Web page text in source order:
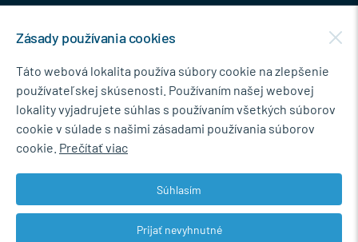
NEWSLETTER
Súhlasím so spracovaním osobných údajov pre marketingové účely.
Zásady ochrany osobných údajov
Zásady používania cookies
Táto webová lokalita používa súbory cookie na zlepšenie
používateľskej skúsenosti. Používaním našej webovej
lokality vyjadrujete súhlas s používaním všetkých súborov
cookie v súlade s našimi zásadami používania súborov
cookie. Prečítať viac
Súhlasím
Prijať nevyhnutné